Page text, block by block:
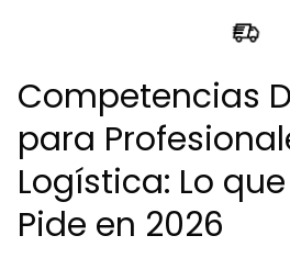
Competencias
para
Logística: Lo
Pide en 2026